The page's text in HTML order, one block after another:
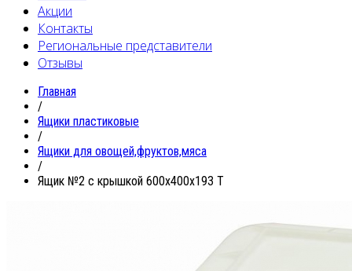
Акции
Контакты
Региональные представители
Отзывы
Главная
/
Ящики пластиковые
/
Ящики для овощей,фруктов,мяса
/
Ящик №2 с крышкой 600x400x193 T